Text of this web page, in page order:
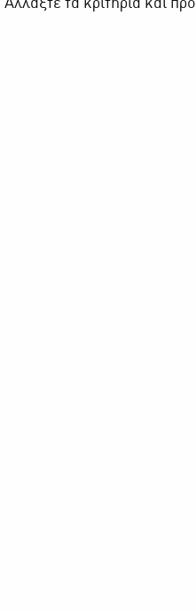
Αλλάξτε τα κριτήρια και